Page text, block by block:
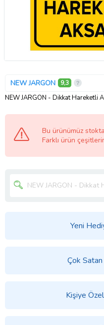
NEW JARGON 9,3
NEW JARGON - Dikkat Hareketli
Bu ürünümüz
Farklı ürün
Yeni
Çok
Kişiye